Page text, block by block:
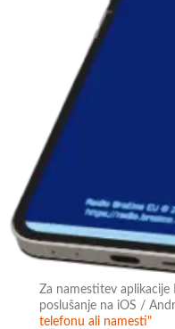
Za namestitev aplikacije
poslušanje na iOS /
telefonu ali namesti"